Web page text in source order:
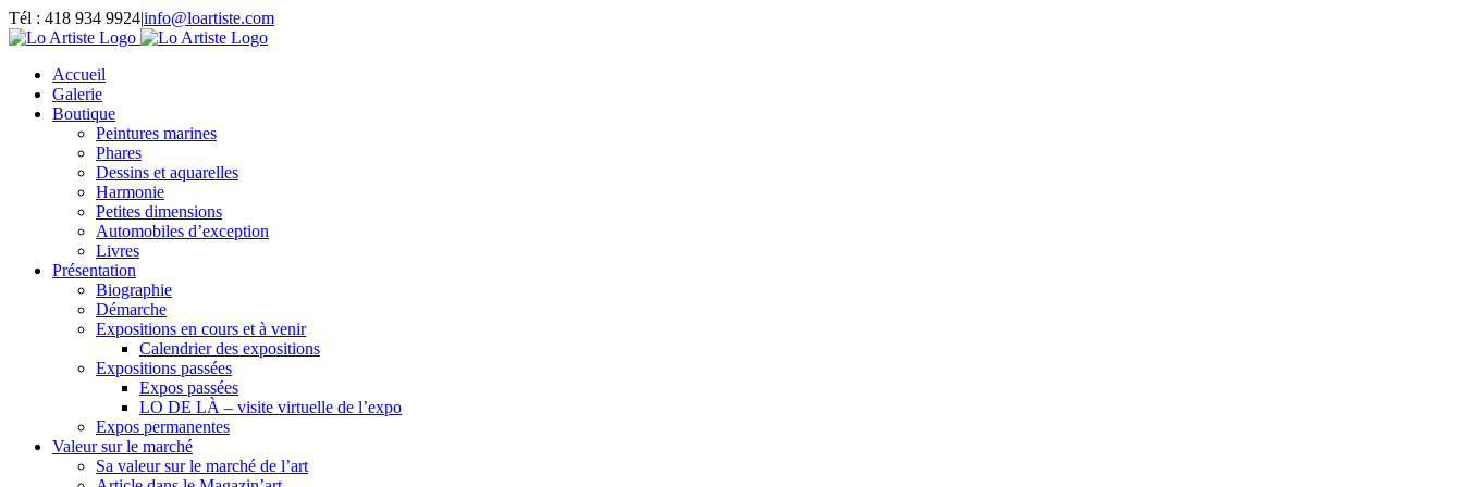
Passer
au
Tél : 418 934 9924|info@loartiste.com
Facebook
Instagram
Email
Pinterest
YouTube
Accueil
Galerie
Boutique
Peintures marines
Phares
Dessins et aquarelles
Harmonie
Petites dimensions
Automobiles d’exception
Livres
Présentation
Biographie
Démarche
Expositions en cours et à venir
Calendrier des expositions
Expositions passées
Expos passées
LO DE LÀ – visite virtuelle de l’expo
Expos permanentes
Valeur sur le marché
Sa valeur sur le marché de l’art